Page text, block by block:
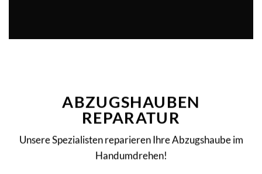
ABZUGSHAUBEN
REPARATUR
Unsere Spezialisten reparieren Ihre Abzugshaube im
Handumdrehen!